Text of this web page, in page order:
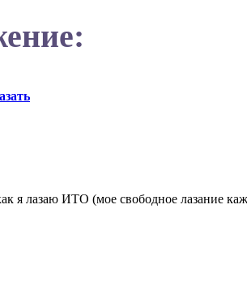
я лазаю ИТО (мое свободное лазание